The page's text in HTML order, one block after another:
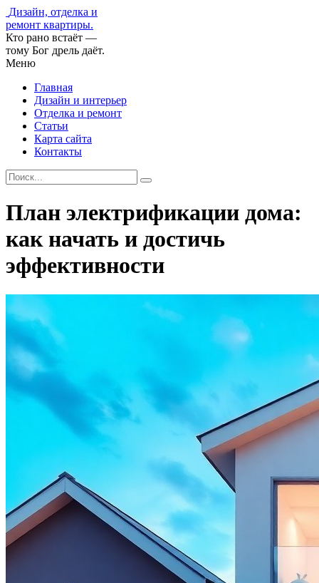
Дизайн, отделка и
ремонт квартиры.
Кто рано встаёт —
тому Бог дрель даёт.
Меню
Главная
Дизайн и интерьер
Отделка и ремонт
Статьи
Карта сайта
Контакты
План электрификации дома:
как начать и достичь
эффективности